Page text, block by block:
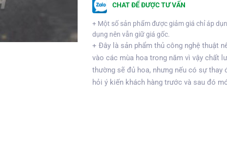
CHAT ĐỂ ĐƯỢC TƯ VẤN
+ Một số sản phẩm được giảm giá chỉ áp
dụng nên vẫn giữ giá gốc.
+ Đây là sản phẩm thủ công nghệ thuật
vào các mùa hoa trong năm vì vậy chất
thường sẽ đủ hoa, nhưng nếu có sự
hỏi ý kiến khách hàng trước và sau đó